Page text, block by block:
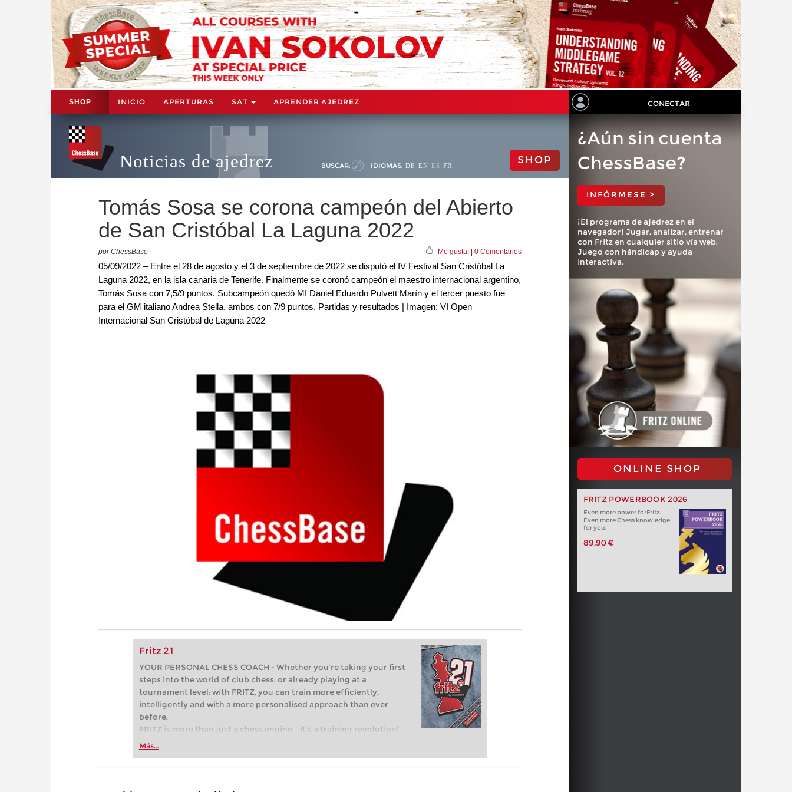
SHOP INICIO APERTURAS SAT APRENDER AJEDREZ CONECTAR
Noticias de ajedrez BUSCAR: IDIOMAS: DE EN ES FR SHOP
Tomás Sosa se corona campeón del Abierto
de San Cristóbal La Laguna 2022
por ChessBase Me gusta!| 0 Comentarios
05/09/2022 – Entre el 28 de agosto y el 3 de septiembre de 2022 se disputó el IV Festival San Cristóbal La
Laguna 2022, en la isla canaria de Tenerife. Finalmente se coronó campeón el maestro internacional argentino,
Tomás Sosa con 7,5/9 puntos. Subcampeón quedó MI Daniel Eduardo Pulvett Marín y el tercer puesto fue
para el GM italiano Andrea Stella, ambos con 7/9 puntos. Partidas y resultados | Imagen: VI Open
Internacional San Cristóbal de Laguna 2022
Fritz 21
YOUR PERSONAL CHESS COACH - Whether you’re taking your first
steps into the world of club chess, or already playing at a
tournament level: with FRITZ, you can train more efficiently,
intelligently and with a more personalised approach than ever
before.
FRITZ is more than just a chess engine – it’s a training revolution!
Whether you’re taking your first steps into the world of club chess,
more efficiently, intelligently and with a more personalised
Más...
¿Aún sin cuenta
ChessBase?
INFÓRMESE >
¡El programa de ajedrez en el
navegador! Jugar, analizar, entrenar
con Fritz en cualquier sitio vía web.
Juego con hándicap y ayuda
interactiva.
ONLINE SHOP
FRITZ POWERBOOK 2026
Even more power forFritz.
Even more Chess knowledge
for you.
89,90 €